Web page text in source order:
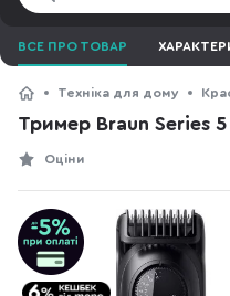
ВСЕ ПРО ТОВАР
Техніка для дому
Тример Braun Series
Оціни